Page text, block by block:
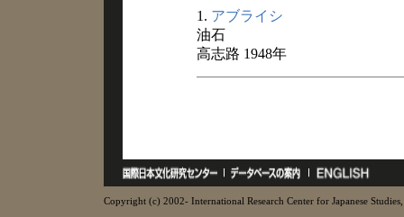
1. アブライシ
油石
高志路 1948年
Copyright (c) 2002- International Research Center for Japanese